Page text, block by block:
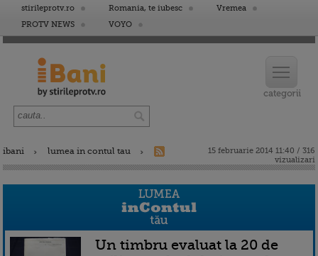
stirileprotv.ro Romania, te iubesc
Vremea
PROTV NEWS
VOYO
ibani lumea in contul tau
15 februarie 2014 11:40 / 316
vizualizari
Un timbru evaluat la 20 de